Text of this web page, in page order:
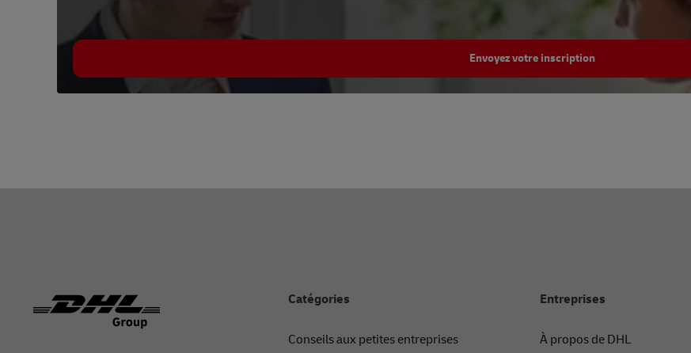
Envoyez votre inscription
Catégories
Conseils aux petites entreprises
Entreprises
À propos de DHL